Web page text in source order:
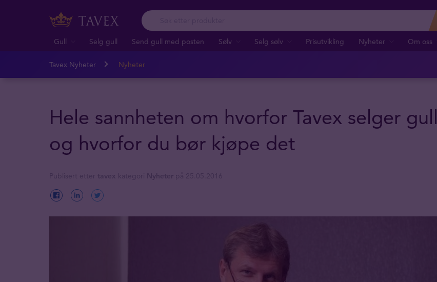
Gull Selg gull Send gull med posten Sølv Selg sølv Prisutvikling Nyheter Om oss
Tavex Nyheter Nyheter
Hele sannheten om hvorfor Tavex selger gull
og hvorfor du bør kjøpe det